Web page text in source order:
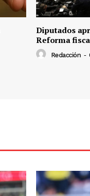
Diputados
Reforma
Redacción -